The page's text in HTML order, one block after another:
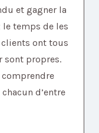
et gagner la
le temps de les
clients ont tous
sont propres.
comprendre
d’entre